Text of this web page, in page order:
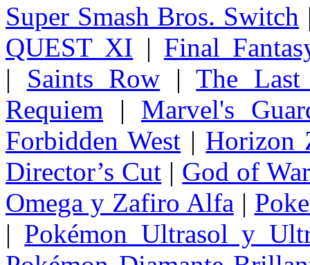
Super Smash Bros. Switch
QUEST XI | Final
| Saints Row |The
Requiem | Marvel's
Forbidden West | Horizon
Director’s Cut | God of
Omega y Zafiro Alfa |
| Pokémon Ultrasol y